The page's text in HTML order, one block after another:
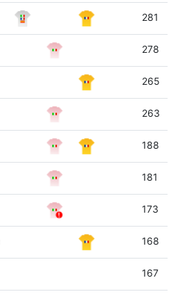
281
278
265
263
188
181
173
168
167